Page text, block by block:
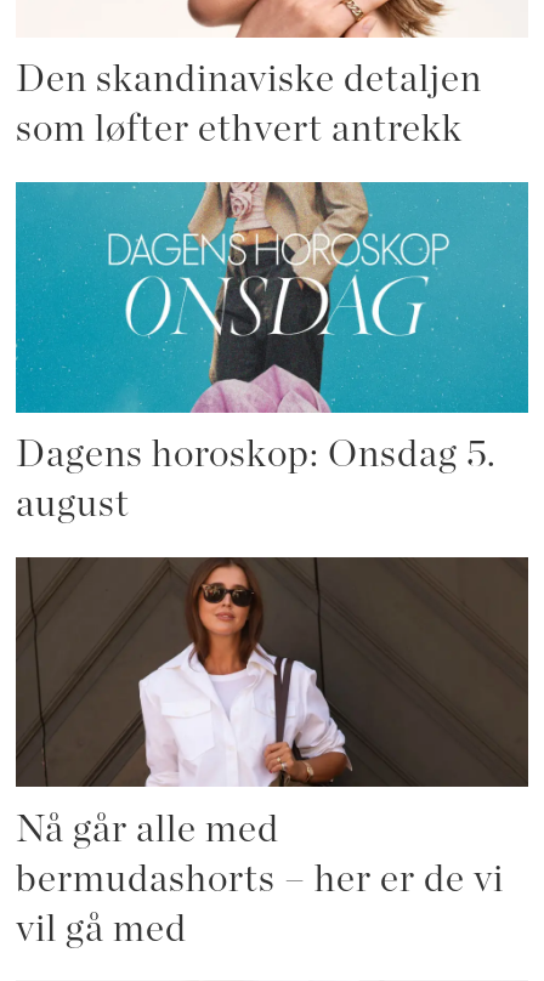
Den skandinaviske detaljen
som løfter ethvert antrekk
Dagens horoskop: Onsdag 5.
august
Nå går alle med
bermudashorts – her er de vi
vil gå med